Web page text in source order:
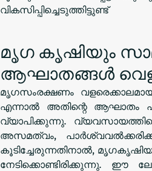
വികസിപ്പിച്ചെടുത്തിട്ടുണ്ട്
മൃഗ കൃഷിയും
ആഘാതങ്ങൾ
മൃഗസംരക്ഷണം
എന്നാൽ അതിന്റെ ആഘാതം
വ്യാപിക്കുന്നു.
അസമത്വം,
കൂടിച്ചേരുന്നതിനാൽ,
നേടിക്കൊണ്ടിരിക്കുന്നു. ഈ